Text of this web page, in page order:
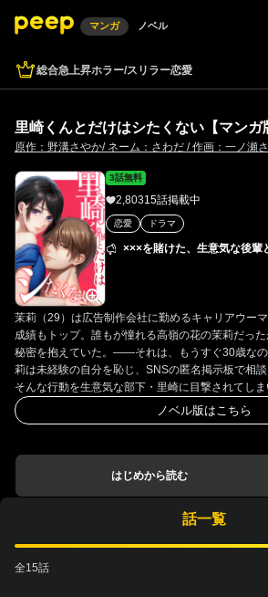
マンガ ノベル
総合急上昇ホラー/スリラー恋愛
里崎くんとだけはシたくない【マンガ
原作：野溝さやか/ ネーム：さわだ / 作画：一ノ瀬
3話無料
2,80315話掲載中
恋愛 ドラマ
×××を賭けた、生意気な後
茉莉（29）は広告制作会社に勤めるキャリアウー
成績もトップ。誰もが憧れる高嶺の花の茉莉だっ
秘密を抱えていた。——それは、もうすぐ30歳なの
莉は未経験の自分を恥じ、SNSの匿名掲示板で相談
そんな行動を生意気な部下・里崎に目撃されてし
ノベル版はこちら
はじめから読む
話一覧
全15話